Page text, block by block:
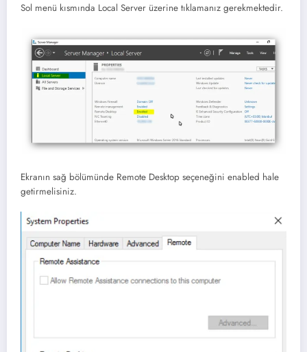
Sol menü kısmında Local Server üzerine tıklamanız gerekmektedir.
Ekranın sağ bölümünde Remote Desktop seçeneğini enabled hale
getirmelisiniz.